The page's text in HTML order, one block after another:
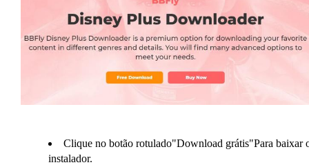
Clique no botão rotulado"Download grátis"Para baixar
instalador.